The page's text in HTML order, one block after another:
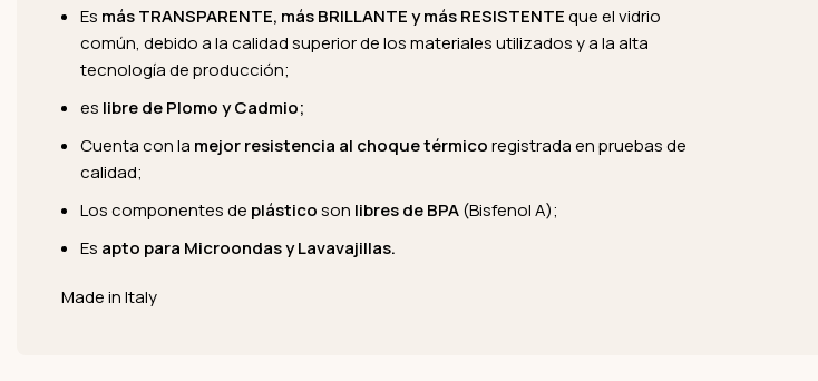
Es más TRANSPARENTE, más BRILLANTE y más RESISTENTEque el vidrio
común, debido a la calidad superior de los materiales utilizados y a la alta
tecnología de producción;
es libre de Plomo y Cadmio;
Cuenta con la mejor resistencia al choque térmicoregistrada en pruebas de
calidad;
Los componentes de plásticoson libres de BPA(Bisfenol A);
Es apto para Microondas y Lavavajillas.
Made in Italy